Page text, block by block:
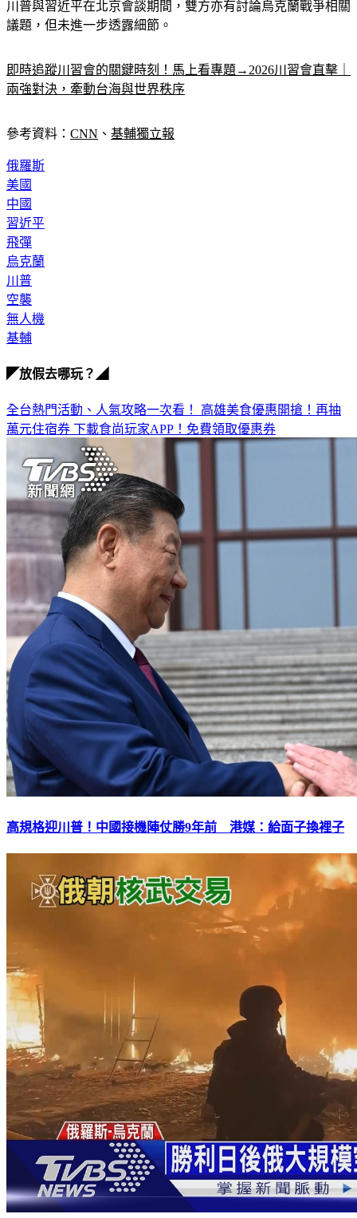
川普與習近平在北京會談期間，雙方亦有討論烏克蘭戰爭相關
議題，但未進一步透露細節。
即時追蹤川習會的關鍵時刻！馬上看專題→2026川習會直擊｜
兩強對決，牽動台海與世界秩序
參考資料： CNN 、 基輔獨立報
俄羅斯
美國
中國
習近平
飛彈
烏克蘭
川普
空襲
無人機
基輔
◤放假去哪玩？◢
全台熱門活動、人氣攻略一次看！ 高雄美食優惠開搶！再抽
萬元住宿券 下載食尚玩家APP！免費領取優惠券
高規格迎川普！中國接機陣仗勝9年前 港媒：給面子換裡子